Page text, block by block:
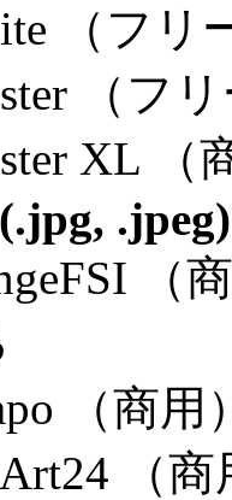
（フリ
（フ
XL （
.jpeg)
（
（商用）
（商